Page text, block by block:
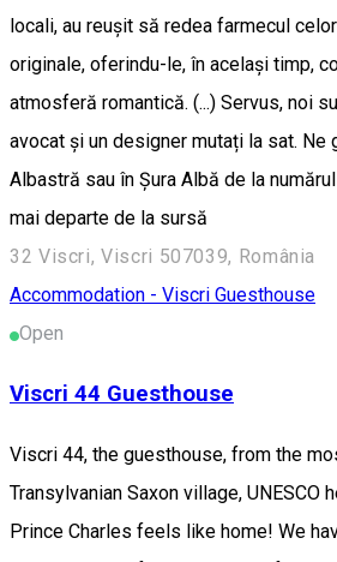
locali, au reușit să redea farmecul
originale, oferindu-le, în același timp,
atmosferă romantică. (...) Servus, noi
avocat și un designer mutați la sat. Ne
Albastră sau în Șura Albă de la
mai departe de la sursă
32 Viscri, Viscri 507039, România
Accommodation - Viscri Guesthouse
Open
Viscri 44 Guesthouse
Viscri 44, the guesthouse, from the
Transylvanian Saxon village, UNESCO
Prince Charles feels like home! We